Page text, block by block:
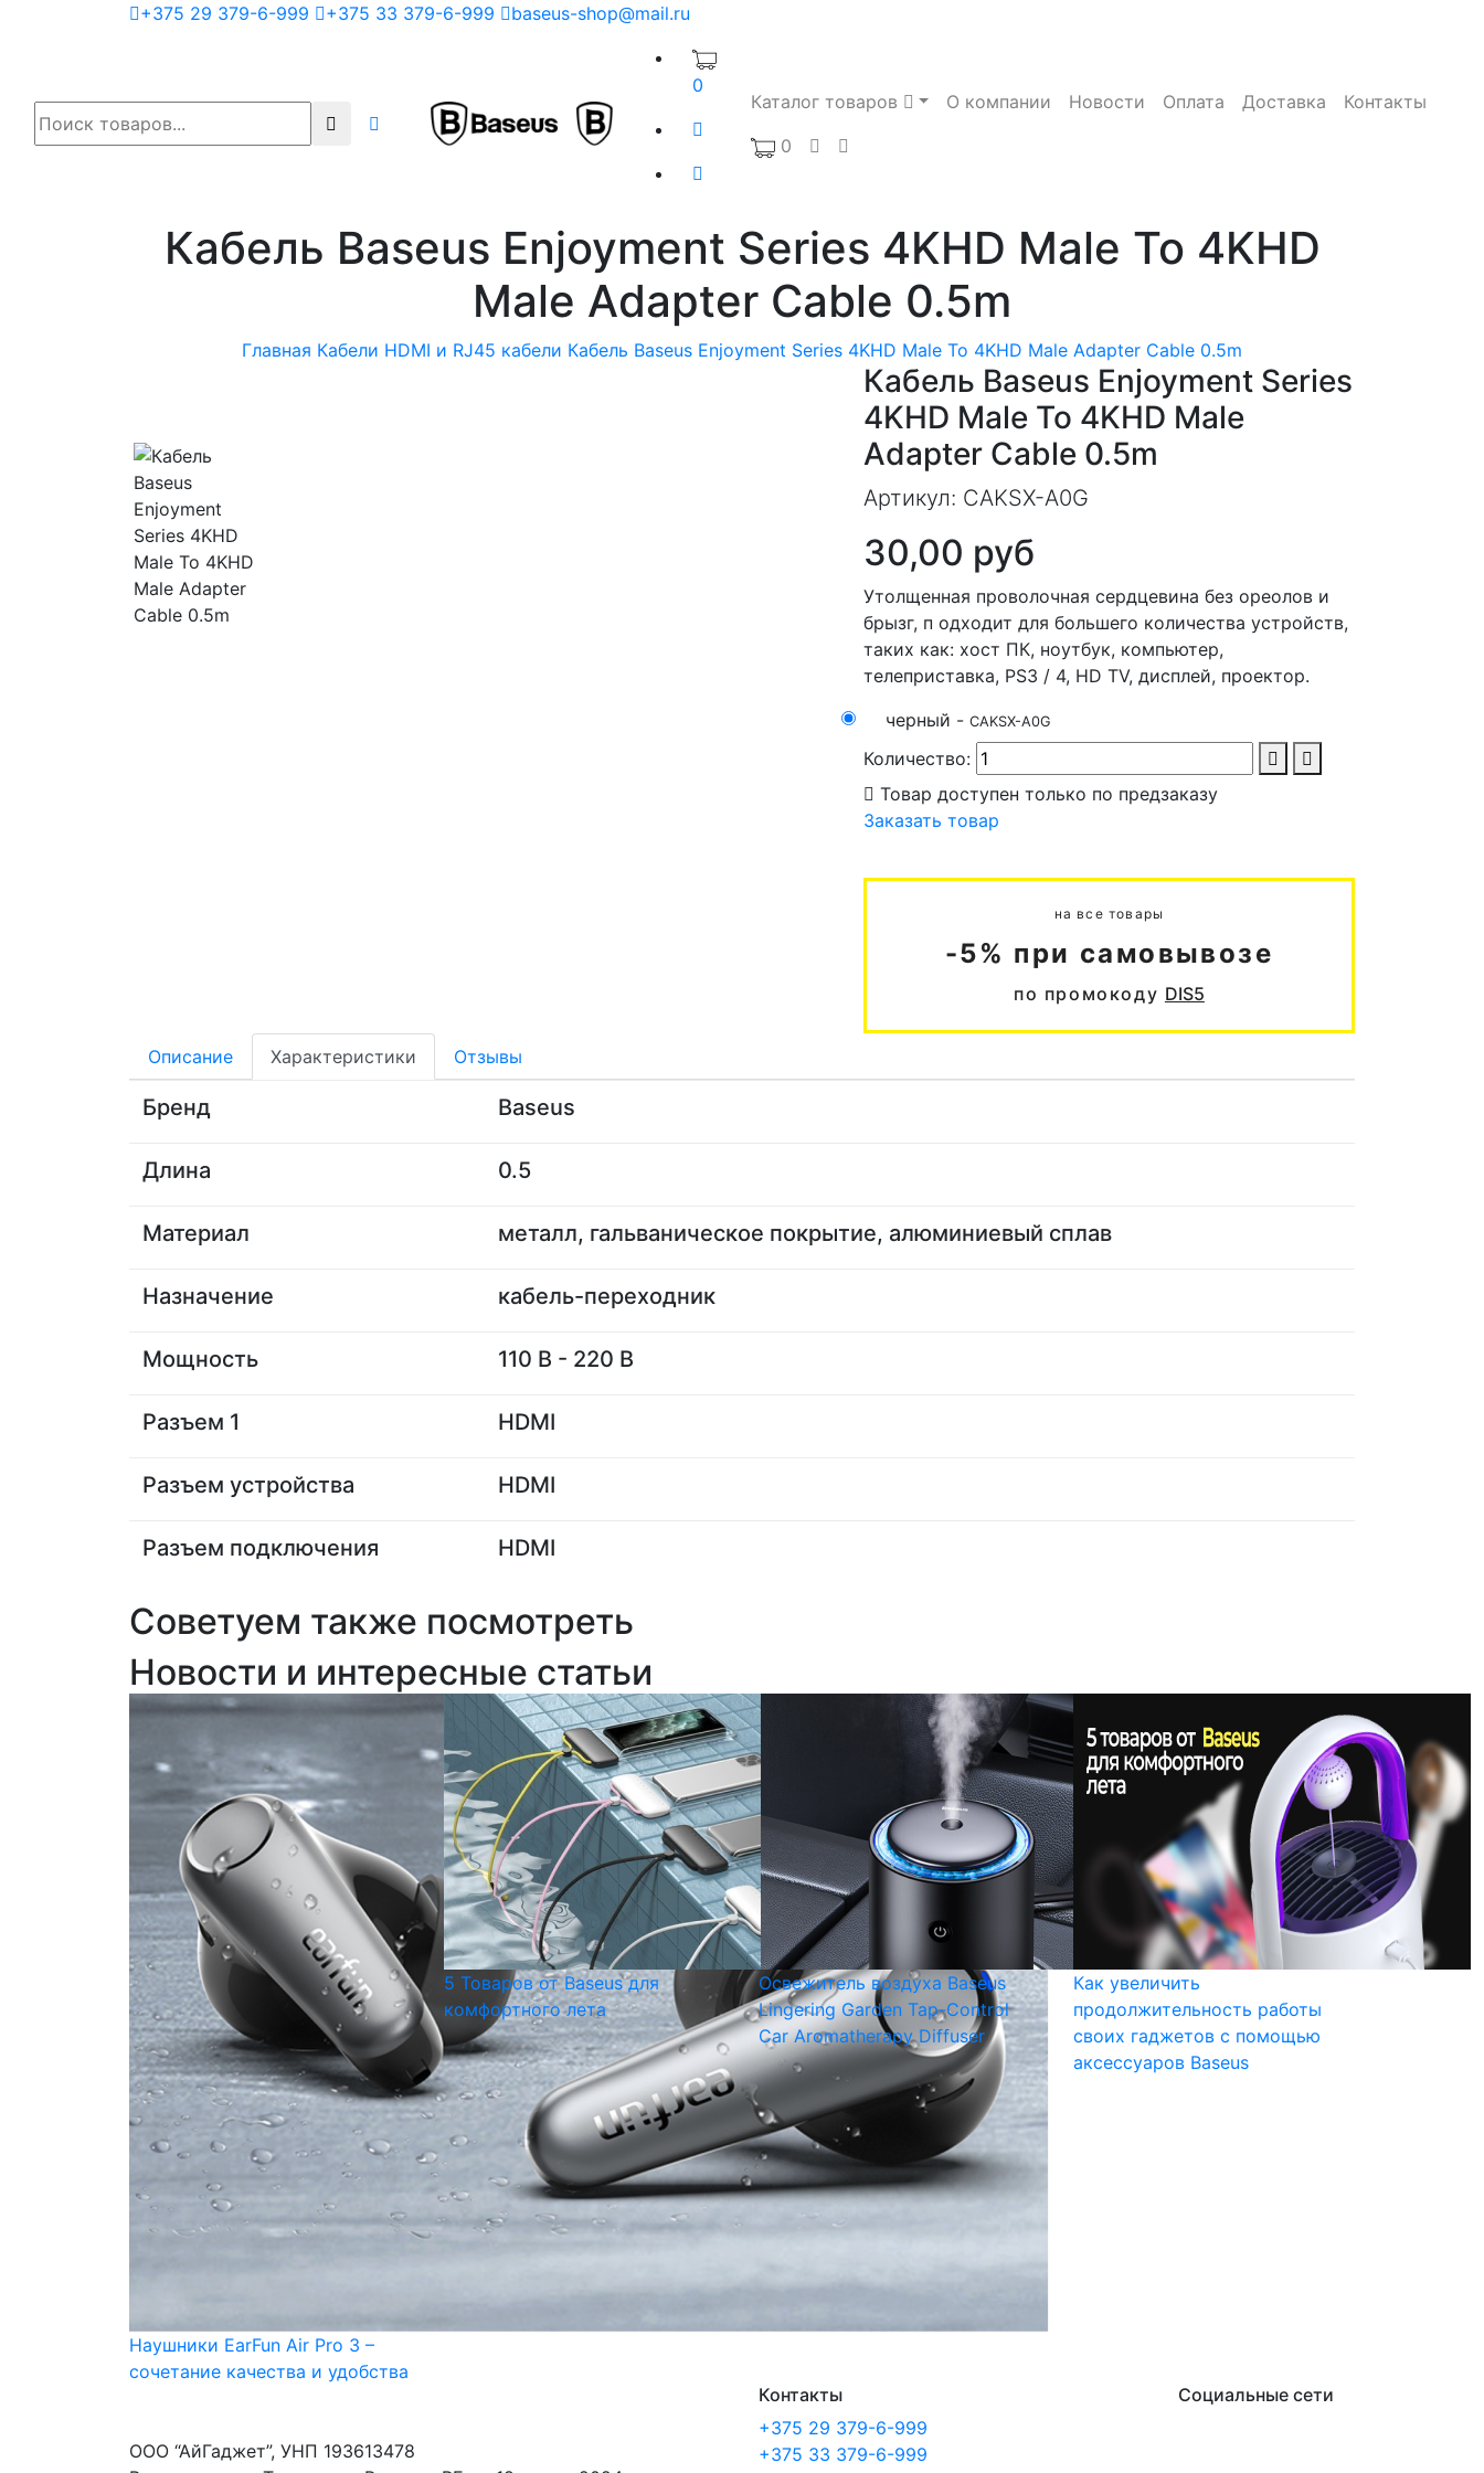
+375 29 379-6-999 +375 33 379-6-999 baseus-shop@mail.ru
0
Каталог товаров О компании Новости Оплата Доставка
Контакты
0
Кабель Baseus Enjoyment Series 4KHD Male To 4KHD
Male Adapter Cable 0.5m
Главная Кабели HDMI и RJ45 кабели Кабель Baseus Enjoyment Series 4KHD Male To 4KHD Male Adapter Cable 0.5m
Кабель Baseus Enjoyment Series
4KHD Male To 4KHD Male
Adapter Cable 0.5m
Артикул: CAKSX-A0G
30,00 руб
Утолщенная проволочная сердцевина без ореолов и
брызг, п одходит для большего количества устройств,
таких как: хост ПК, ноутбук, компьютер,
телеприставка, PS3 / 4, HD TV, дисплей, проектор.
черный - CAKSX-A0G
Количество:
Товар доступен только по предзаказу
Заказать товар
на все товары
-5% при самовывозе
по промокоду DIS5
Описание Характеристики Отзывы
Бренд Baseus
Длина 0.5
Материал металл, гальваническое покрытие, алюминиевый сплав
Назначение кабель-переходник
Мощность 110 В - 220 В
Разъем 1 HDMI
Разъем устройства HDMI
Разъем подключения HDMI
Советуем также посмотреть
Новости и интересные статьи
Наушники EarFun Air Pro 3 –
сочетание качества и удобства
5 Товаров от Baseus для
комфортного лета
Освежитель воздуха Baseus
Lingering Garden Tap-Control
Car Aromatherapy Diffuser
Как увеличить
продолжительность работы
своих гаджетов с помощью
аксессуаров Baseus
ООО “АйГаджет”, УНП 193613478
Контакты
+375 29 379-6-999
+375 33 379-6-999
Социальные сети